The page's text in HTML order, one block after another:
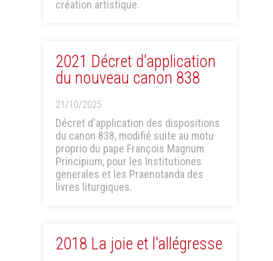
création artistique.
2021 Décret d'application
du nouveau canon 838
21/10/2025
Décret d'application des dispositions
du canon 838, modifié suite au motu
proprio du pape François Magnum
Principium, pour les Institutiones
generales et les Praenotanda des
livres liturgiques.
2018 La joie et l'allégresse